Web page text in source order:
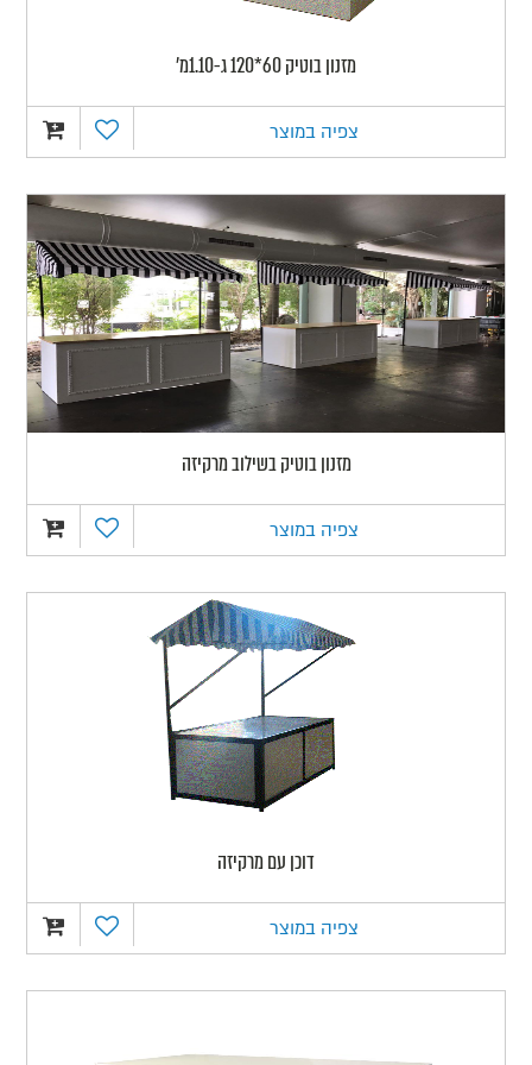
מזנון בוטיק 60*120 ג-1.10מ'
צפיה במוצר
מזנון בוטיק בשילוב מרקיזה
צפיה במוצר
דוכן עם מרקיזה
צפיה במוצר